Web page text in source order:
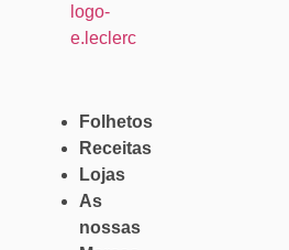
Folhetos
Receitas
Lojas
As
nossas